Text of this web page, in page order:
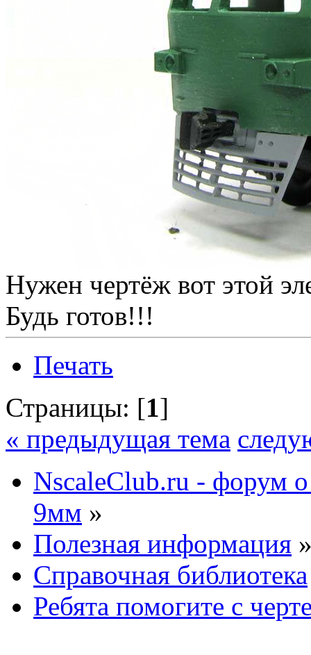
Нужен чертёж вот этой
Будь готов!!!
Печать
Страницы: [1]
« предыдущая тема
NscaleClub.ru - форум
9мм »
Полезная информация
Справочная библиотека
Ребята помогите с